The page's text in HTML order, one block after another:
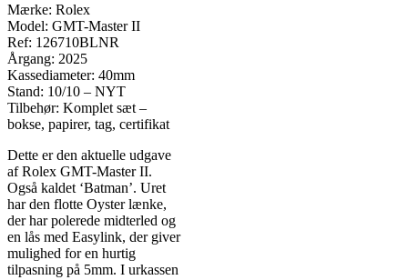
Mærke: Rolex
Model: GMT-Master II
Ref: 126710BLNR
Årgang: 2025
Kassediameter: 40mm
Stand: 10/10 – NYT
Tilbehør: Komplet sæt –
bokse, papirer, tag, certifikat
Dette er den aktuelle udgave
af Rolex GMT-Master II.
Også kaldet ‘Batman’. Uret
har den flotte Oyster lænke,
der har polerede midterled og
en lås med Easylink, der giver
mulighed for en hurtig
tilpasning på 5mm. I urkassen